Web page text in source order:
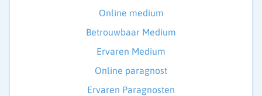
Online medium
Betrouwbaar Medium
Ervaren Medium
Online paragnost
Ervaren Paragnosten